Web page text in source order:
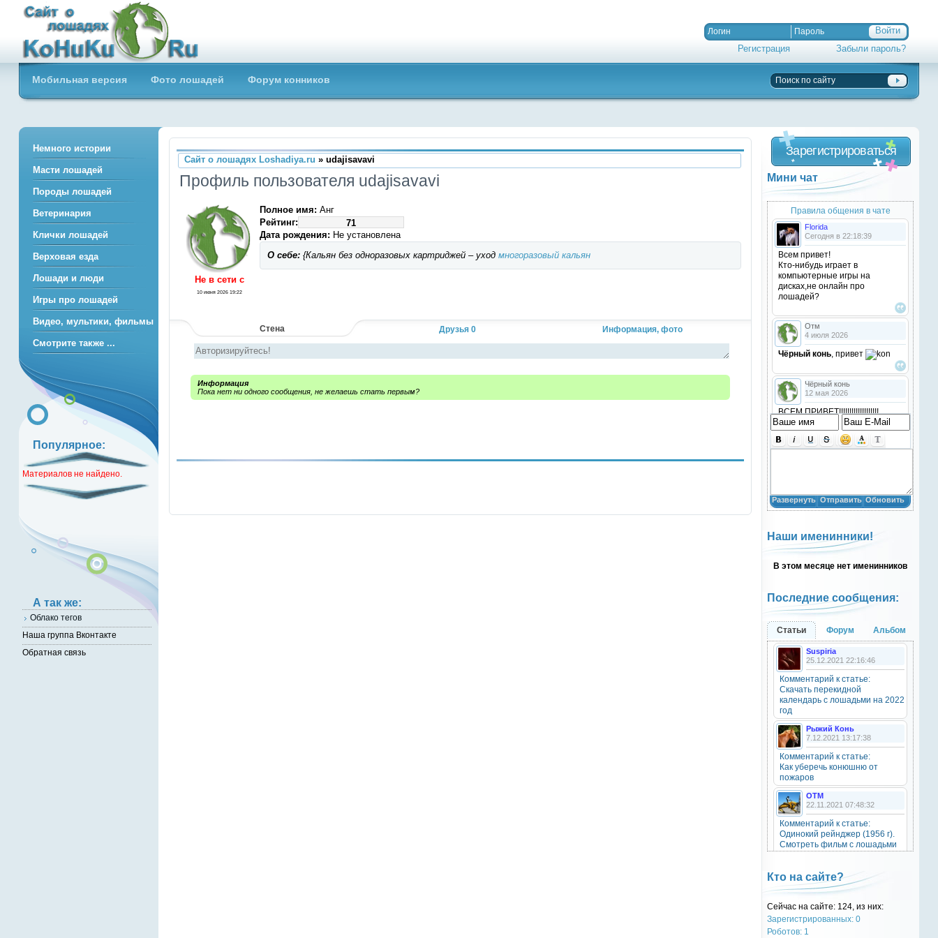
Сайт о лошадях loshadiya.ru
Приветствуем всех любителей
лошадей и конного спорта!
Регистрация Забыли пароль?
Мобильная версия Фото лошадей Форум конников
Сайт о лошадях Loshadiya.ru » udajisavavi
Профиль пользователя udajisavavi
Не в сети c
10 июня 2026 19:22
Полное имя: Анг
Рейтинг:
71
Дата рождения: Не установлена
О себе:{Кальян без одноразовых картриджей – уход многоразовый кальян
Кликните, чтобы прочесть полностью...
Стена Друзья 0 Информация, фото
Информация
Пока нет ни одного сообщения, не желаешь стать первым?
Зарегистрироваться
Мини чат
Правила общения в чате
Florida
Сегодня в 22:18:39
Всем привет!
Кто-нибудь играет в
компьютерные игры на
дисках,не онлайн про
лошадей?
Отм
4 июля 2026
Чёрный конь, привет
Чёрный конь
12 мая 2026
ВСЕМ ПРИВЕТ!!!!!!!!!!!!!!!!!!!
!!!!
Анастасия18
Анастасия18
кто игры скачивал недавно?
Анастасия18
привет
Natali
20 октября 2025
OTM
6 сентября 2025
Grey-Rattto
Grey-Rattto
2 сентября 2025
Все ещё в деле
Grey-Rattto
2 сентября 2025
Приветствую товарищи! Привет
ОТМ!
17 ноября 2024
oper202, нет такого номера в
телеге
oper202
Развернуть Отправить Обновить
Наши именинники!
В этом месяце нет именинников
Последние сообщения:
Статьи Форум Альбом
Suspiria
25.12.2021 22:16:46
Комментарий к статье:
Скачать перекидной
календарь с лошадьми на 2022
год
Рыжий Конь
7.12.2021 13:17:38
Комментарий к статье:
Как уберечь конюшню от
пожаров
OTM
22.11.2021 07:48:32
Комментарий к статье:
Одинокий рейнджер (1956 г).
Смотреть фильм с лошадьми
Natali
28.09.2021 15:30:39
Комментарий к статье:
Тест «Масти и отметины»
OTM
Кто на сайте?
Сейчас на сайте: 124, из них:
Зарегистрированных: 0
Роботов: 1
Немного истории
Масти лошадей
Породы лошадей
Ветеринария
Клички лошадей
Верховая езда
Лошади и люди
Игры про лошадей
Видео, мультики, фильмы
Смотрите также ...
Популярное:
Материалов не найдено.
А так же:
Облако тегов
Наша группа Вконтакте
Обратная связь